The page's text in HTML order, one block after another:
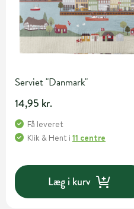
Serviet "Danmark"
14,95 kr.
Få leveret
Klik & Hent i 11 centre
Læg i kurv